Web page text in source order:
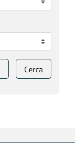
Cerca